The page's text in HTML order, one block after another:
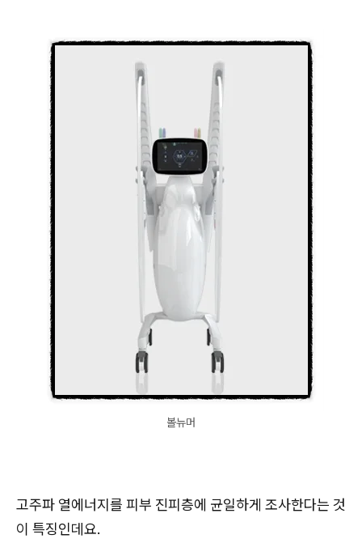
볼뉴머
고주파 열에너지를 피부 진피층에 균일하게 조사한다는 것
이 특징인데요.